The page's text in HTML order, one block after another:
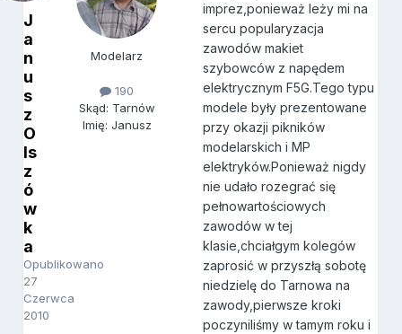
J
a
n
u
s
z
O
ls
z
ó
w
k
a
Opublikowano
27
Czerwca
2010
Modelarz
190
Skąd: Tarnów
Imię: Janusz
imprez,ponieważ leży mi na
sercu popularyzacja
zawodów makiet
szybowców z napędem
elektrycznym F5G.Tego typu
modele były prezentowane
przy okazji pikników
modelarskich i MP
elektryków.Ponieważ nigdy
nie udało rozegrać się
pełnowartościowych
zawodów w tej
klasie,chciałgym kolegów
zaprosić w przyszłą sobotę
niedzielę do Tarnowa na
zawody,pierwsze kroki
poczyniliśmy w tamym roku i